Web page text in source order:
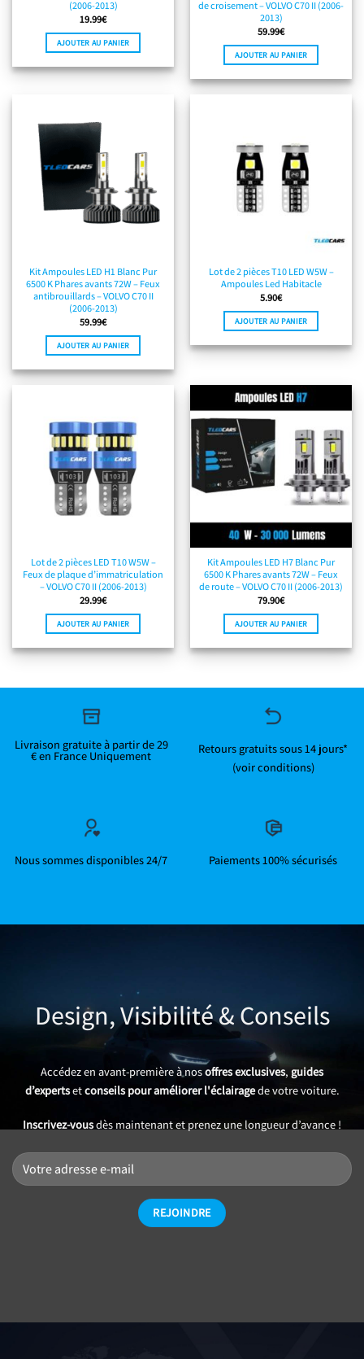
(2006-2013)
19.99€
AJOUTER AU PANIER
de croisement – VOLVO C70 II (2006-
2013)
59.99€
AJOUTER AU PANIER
Kit Ampoules LED H1 Blanc Pur
6500 K Phares avants 72W – Feux
antibrouillards – VOLVO C70 II
(2006-2013)
59.99€
AJOUTER AU PANIER
Lot de 2 pièces T10 LED W5W –
Ampoules Led Habitacle
5.90€
AJOUTER AU PANIER
Lot de 2 pièces LED T10 W5W –
Feux de plaque d’immatriculation
– VOLVO C70 II (2006-2013)
29.99€
AJOUTER AU PANIER
Kit Ampoules LED H7 Blanc Pur
6500 K Phares avants 72W – Feux
de route – VOLVO C70 II (2006-2013)
79.90€
AJOUTER AU PANIER
Livraison gratuite à partir de 29
€ en France Uniquement
Retours gratuits sous 14 jours*
(voir conditions)
Nous sommes disponibles 24/7 Paiements 100% sécurisés
Design, Visibilité & Conseils
Accédez en avant-première à nosoffres exclusives, guides
d’expertsetconseils pour améliorer l'éclairagede votre voiture.
Inscrivez-vousdès maintenant et prenez une longueur d’avance !